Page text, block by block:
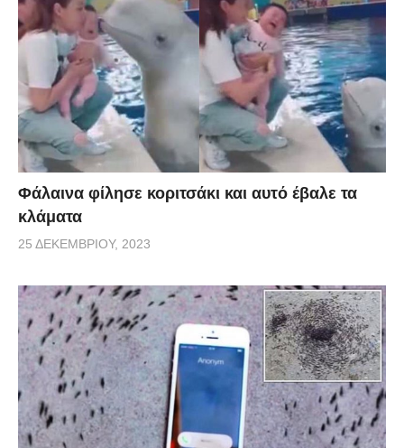
Φάλαινα φίλησε κοριτσάκι και αυτό έβαλε τα
κλάματα
25 ΔΕΚΕΜΒΡΊΟΥ, 2023